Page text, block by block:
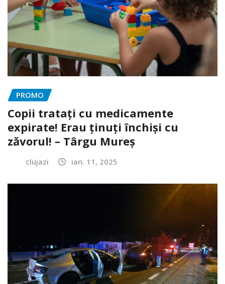
PROMO
Copii tratați cu medicamente
expirate! Erau ținuți închiși cu
zăvorul! – Târgu Mureș
clujazi ian. 11, 2025